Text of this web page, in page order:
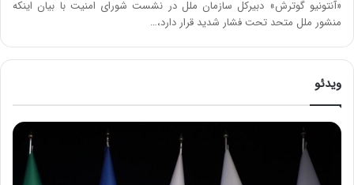
«آنتونیو گوترش» دبیرکل سازمان ملل در نشست شورای امنیت با بیان اینکه
منشور ملل متحد تحت فشار شدید قرار دارد،…
ویدئو
ح